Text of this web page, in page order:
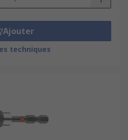
Ajouter
techniques